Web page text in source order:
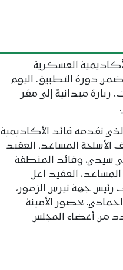
العسكرية
ضمن دورة التطبيق، اليوم
زيارة ميدانية إلى مقر
تقدمه قائد الأكاديمية
الأسلحة المساعد، العقيد
وقائد المنطقة
المساعد، العقيد اعل
جهة تيرس الزمور،
بحضور الأمينة
من أعضاء المجلس